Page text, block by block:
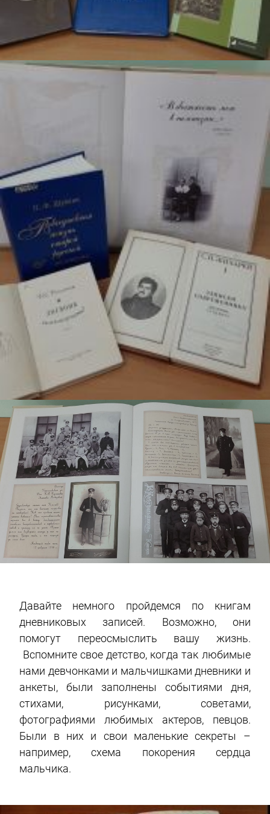
Давайте немного пройдемся по книгам
дневниковых записей. Возможно, они
помогут переосмыслить вашу жизнь.
Вспомните свое детство, когда так любимые
нами девчонками и мальчишками дневники и
анкеты, были заполнены событиями дня,
стихами, рисунками, советами,
фотографиями любимых актеров, певцов.
Были в них и свои маленькие секреты –
например, схема покорения сердца
мальчика.